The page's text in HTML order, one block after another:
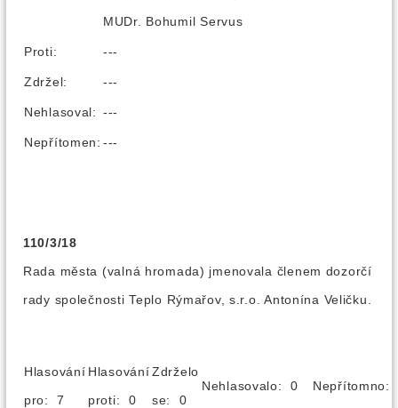
MUDr. Bohumil Servus
Proti: ---
Zdržel: ---
Nehlasoval: ---
Nepřítomen: ---
110/3/18
Rada města (valná hromada) jmenovala členem dozorčí
rady společnosti Teplo Rýmařov, s.r.o. Antonína Veličku.
Hlasování
pro: 7
Hlasování
proti: 0
Zdrželo
se: 0
Nehlasovalo: 0